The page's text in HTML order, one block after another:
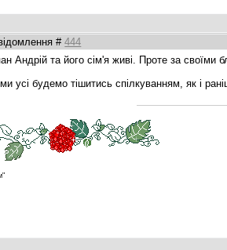
#444
Андрій та його сім'я живі. Проте за
усі будемо тішитись спілкуванням, як і